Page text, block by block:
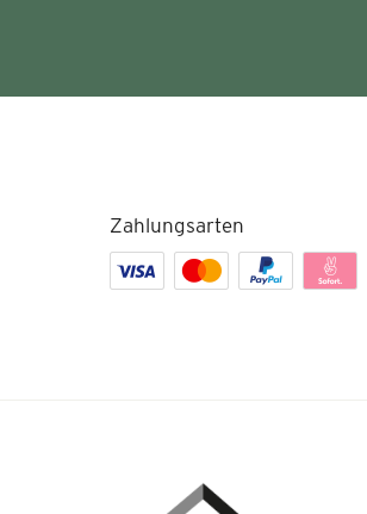
Zahlungsarten